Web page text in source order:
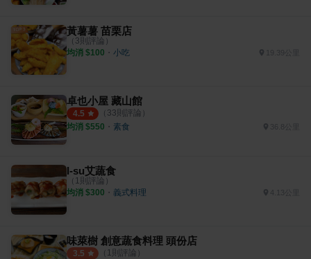
黃薯薯 苗栗店
（ 3則評論）
均消 $100 ・ 小吃
卓也小屋 藏山館
4.5 （ 33則評論）
均消 $550 ・ 素食
I-su艾蔬食
（ 1 則評論）
均消 $300 ・ 義式料理 4.13公里
味萊樹 創意蔬食料理 頭份店
3.5 （ 1 則評論）